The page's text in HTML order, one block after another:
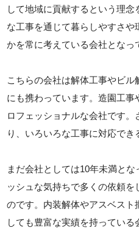
して地域に貢献するという理
な工事を通じて暮らしやすさ
かを常に考えている会社となっ
こちらの会社は解体工事やビ
にも携わっています。造園工
ロフェッショナルな会社です
り、いろいろな工事に対応でき
まだ会社としては10年未満と
ッシュな気持ちで多くの依頼
のです。内装解体やアスベス
しても豊富な実績を持ってい